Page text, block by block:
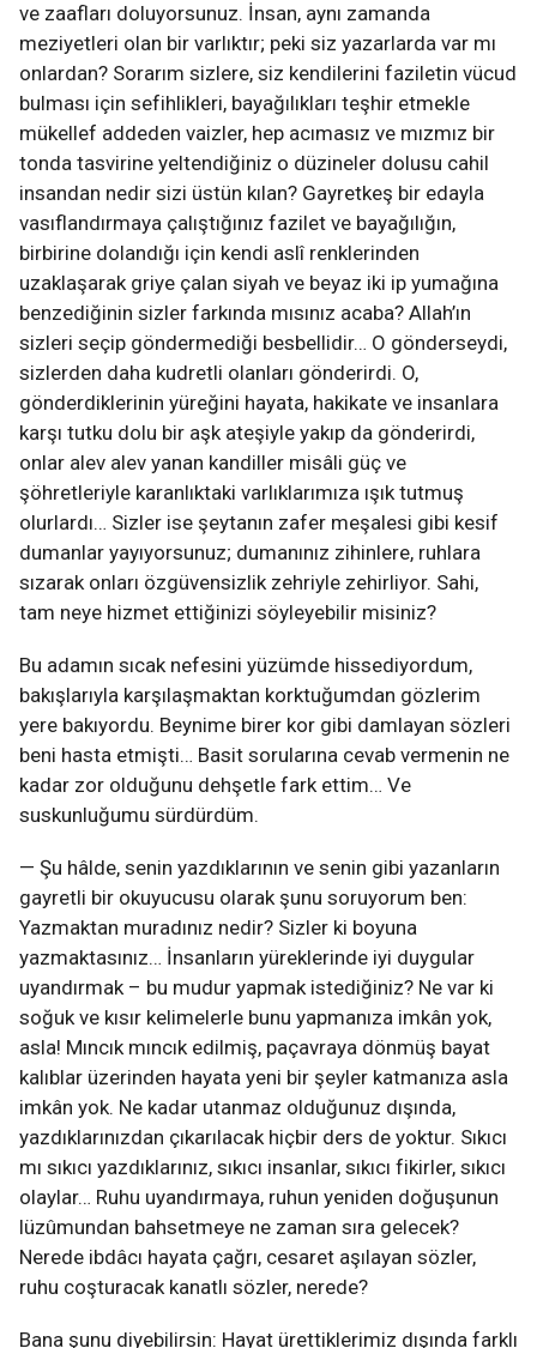
ve zaafları doluyorsunuz. İnsan, aynı zamanda
meziyetleri olan bir varlıktır; peki siz yazarlarda var mı
onlardan? Sorarım sizlere, siz kendilerini faziletin vücud
bulması için sefihlikleri, bayağılıkları teşhir etmekle
mükellef addeden vaizler, hep acımasız ve mızmız bir
tonda tasvirine yeltendiğiniz o düzineler dolusu cahil
insandan nedir sizi üstün kılan? Gayretkeş bir edayla
vasıflandırmaya çalıştığınız fazilet ve bayağılığın,
birbirine dolandığı için kendi aslî renklerinden
uzaklaşarak griye çalan siyah ve beyaz iki ip yumağına
benzediğinin sizler farkında mısınız acaba? Allah’ın
sizleri seçip göndermediği besbellidir… O gönderseydi,
sizlerden daha kudretli olanları gönderirdi. O,
gönderdiklerinin yüreğini hayata, hakikate ve insanlara
karşı tutku dolu bir aşk ateşiyle yakıp da gönderirdi,
onlar alev alev yanan kandiller misâli güç ve
şöhretleriyle karanlıktaki varlıklarımıza ışık tutmuş
olurlardı… Sizler ise şeytanın zafer meşalesi gibi kesif
dumanlar yayıyorsunuz; dumanınız zihinlere, ruhlara
sızarak onları özgüvensizlik zehriyle zehirliyor. Sahi,
tam neye hizmet ettiğinizi söyleyebilir misiniz?
Bu adamın sıcak nefesini yüzümde hissediyordum,
bakışlarıyla karşılaşmaktan korktuğumdan gözlerim
yere bakıyordu. Beynime birer kor gibi damlayan sözleri
beni hasta etmişti… Basit sorularına cevab vermenin ne
kadar zor olduğunu dehşetle fark ettim… Ve
suskunluğumu sürdürdüm.
— Şu hâlde, senin yazdıklarının ve senin gibi yazanların
gayretli bir okuyucusu olarak şunu soruyorum ben:
Yazmaktan muradınız nedir? Sizler ki boyuna
yazmaktasınız… İnsanların yüreklerinde iyi duygular
uyandırmak – bu mudur yapmak istediğiniz? Ne var ki
soğuk ve kısır kelimelerle bunu yapmanıza imkân yok,
asla! Mıncık mıncık edilmiş, paçavraya dönmüş bayat
kalıblar üzerinden hayata yeni bir şeyler katmanıza asla
imkân yok. Ne kadar utanmaz olduğunuz dışında,
yazdıklarınızdan çıkarılacak hiçbir ders de yoktur. Sıkıcı
mı sıkıcı yazdıklarınız, sıkıcı insanlar, sıkıcı fikirler, sıkıcı
olaylar… Ruhu uyandırmaya, ruhun yeniden doğuşunun
lüzûmundan bahsetmeye ne zaman sıra gelecek?
Nerede ibdâcı hayata çağrı, cesaret aşılayan sözler,
ruhu coşturacak kanatlı sözler, nerede?
Bana şunu diyebilirsin: Hayat ürettiklerimiz dışında farklı